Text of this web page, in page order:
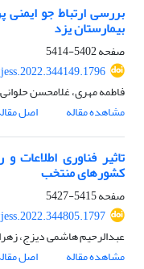
بررسی ارتباط جو
بیمارستان یزد
صفحه5402-5414
فاطمه مهری، غلامحسن حلوانی
مشاهده مقاله
اصل
تاثیر فناوری
کشورهای منتخب
صفحه5415-5427
عبدالرحیم هاشمی دیزج،
مشاهده مقاله
اصل